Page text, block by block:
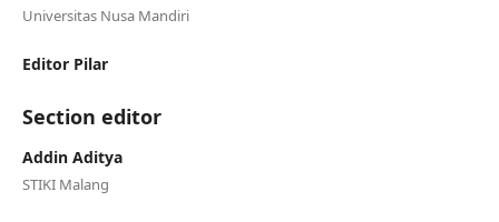
Universitas Nusa Mandiri
Editor Pilar
Section editor
Addin Aditya
STIKI Malang